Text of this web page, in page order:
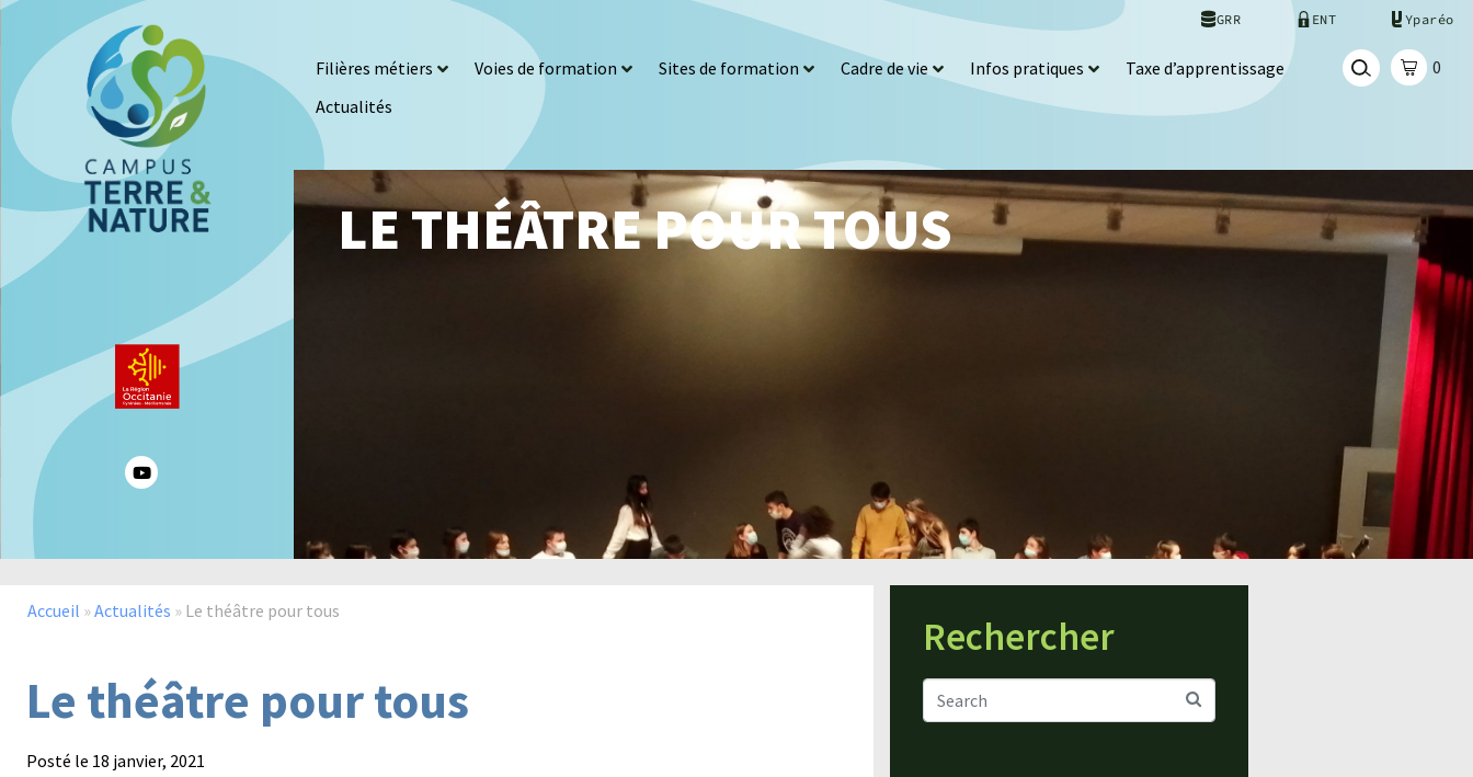
GRR ENT Yparéo
Filières métiers Voies de formation Sites de formation Cadre de vie Infos pratiques
Taxe d’apprentissage
Actualités
0
LE THÉÂTRE POUR TOUS
Accueil »Actualités » Le théâtre pour tous
Le théâtre pour tous
Posté le 18 janvier, 2021
Rechercher